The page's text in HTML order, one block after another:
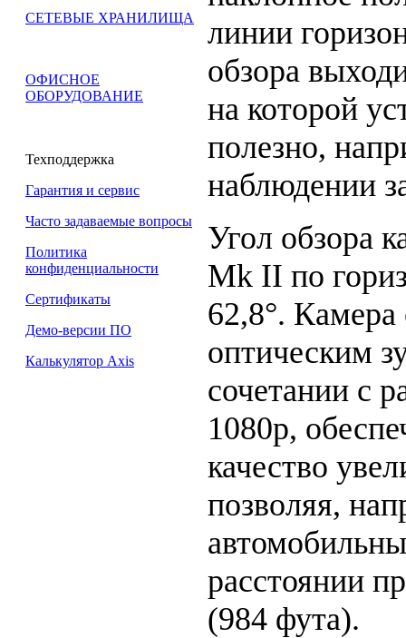
СЕТЕВЫЕ ХРАНИЛИЩА
ОФИСНОЕ
ОБОРУДОВАНИЕ
Техподдержка
Гарантия и сервис
Часто задаваемые вопросы
Политика
конфиденциальности
Сертификаты
Демо-версии ПО
Калькулятор Axis
линии
обзора
на которой
полезно,
наблюдении
Угол обзора
Mk II по
62,8°.
оптическим
сочетании с
1080p,
качество
позволяя,
расстоянии
(984 фута).